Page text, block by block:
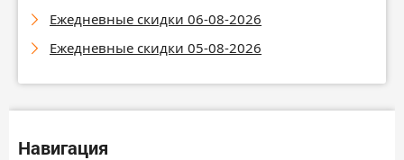
Ежедневные скидки 06-08-2026
Ежедневные скидки 05-08-2026
Навигация